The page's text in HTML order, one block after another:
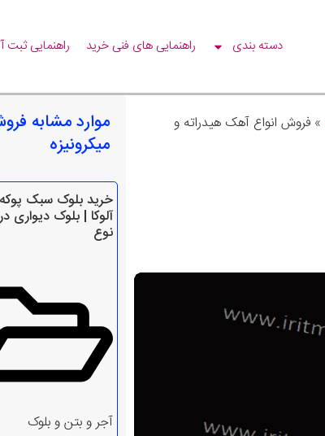
دسته بندی راهنمایی های فنی خرید راهنمایی ثبت
» فروش انواع آهک هیدراته و
موارد مشابه
میکرونیزه
خرید بلوک سبک
آلوکا | بلوک دیواری
نوع
آجر و بتن و بلوک